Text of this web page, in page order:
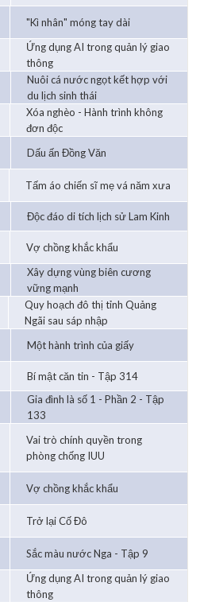
"Kì nhân" móng tay dài
Ứng dụng AI trong quản lý giao
thông
Nuôi cá nước ngọt kết hợp với
du lịch sinh thái
Xóa nghèo - Hành trình không
đơn độc
Dấu ấn Đồng Văn
Tấm áo chiến sĩ mẹ vá năm xưa
Độc đáo di tích lịch sử Lam Kinh
Vợ chồng khắc khẩu
Xây dựng vùng biên cương
vững mạnh
Quy hoạch đô thị tỉnh Quảng
Ngãi sau sáp nhập
Một hành trình của giấy
Bí mật căn tin - Tập 314
Gia đình là số 1 - Phần 2 - Tập
133
Vai trò chính quyền trong
phòng chống IUU
Vợ chồng khắc khẩu
Trở lại Cố Đô
Sắc màu nước Nga - Tập 9
Ứng dụng AI trong quản lý giao
thông